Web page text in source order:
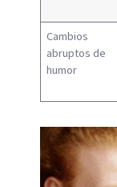
Cambios
abruptos de
humor